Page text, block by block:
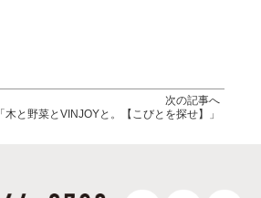
次の記事へ
「木と野菜とVINJOYと。【こびとを探せ】」